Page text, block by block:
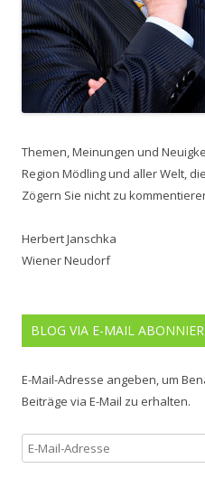
Themen, Meinungen und
Region Mödling und aller Welt,
Zögern Sie nicht zu
Herbert Janschka
Wiener Neudorf
BLOG VIA E-MAIL
E-Mail-Adresse angeben, um
Beiträge via E-Mail zu erhalten.
E-
Mail-